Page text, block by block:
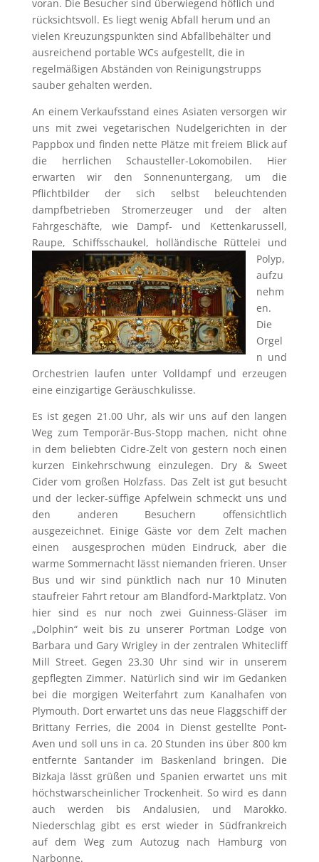
voran. Die Besucher sind überwiegend höflich und
rücksichtsvoll. Es liegt wenig Abfall herum und an
vielen Kreuzungspunkten sind Abfallbehälter und
ausreichend portable WCs aufgestellt, die in
regelmäßigen Abständen von Reinigungstrupps
sauber gehalten werden.
An einem Verkaufsstand eines Asiaten versorgen wir
uns mit zwei vegetarischen Nudelgerichten in der
Pappbox und finden nette Plätze mit freiem Blick auf
die herrlichen Schausteller-Lokomobilen. Hier
erwarten wir den Sonnenuntergang, um die
Pflichtbilder der sich selbst beleuchtenden
dampfbetrieben Stromerzeuger und der alten
Fahrgeschäfte, wie Dampf- und Kettenkarussell,
Raupe, Schiffsschaukel, holländische Rüttelei und
Polyp,
aufzu
nehm
en.
Die
Orgel
n und
Orchestrien laufen unter Volldampf und erzeugen
eine einzigartige Geräuschkulisse.
Es ist gegen 21.00 Uhr, als wir uns auf den langen
Weg zum Temporär-Bus-Stopp machen, nicht ohne
in dem beliebten Cidre-Zelt von gestern noch einen
kurzen Einkehrschwung einzulegen. Dry & Sweet
Cider vom großen Holzfass. Das Zelt ist gut besucht
und der lecker-süffige Apfelwein schmeckt uns und
den anderen Besuchern offensichtlich
ausgezeichnet. Einige Gäste vor dem Zelt machen
einen ausgesprochen müden Eindruck, aber die
warme Sommernacht lässt niemanden frieren. Unser
Bus und wir sind pünktlich nach nur 10 Minuten
staufreier Fahrt retour am Blandford-Marktplatz. Von
hier sind es nur noch zwei Guinness-Gläser im
„Dolphin“ weit bis zu unserer Portman Lodge von
Barbara und Gary Wrigley in der zentralen Whitecliff
Mill Street. Gegen 23.30 Uhr sind wir in unserem
gepflegten Zimmer. Natürlich sind wir im Gedanken
bei die morgigen Weiterfahrt zum Kanalhafen von
Plymouth. Dort erwartet uns das neue Flaggschiff der
Brittany Ferries, die 2004 in Dienst gestellte Pont-
Aven und soll uns in ca. 20 Stunden ins über 800 km
entfernte Santander im Baskenland bringen. Die
Bizkaja lässt grüßen und Spanien erwartet uns mit
höchstwarscheinlicher Trockenheit. So wird es dann
auch werden bis Andalusien, und Marokko.
Niederschlag gibt es erst wieder in Südfrankreich
auf dem Weg zum Autozug nach Hamburg von
Narbonne.